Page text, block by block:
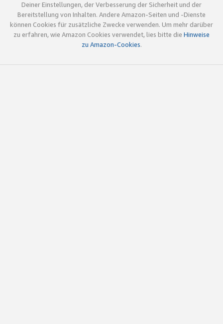
Deiner Einstellungen, der Verbesserung der Sicherheit und der
Bereitstellung von Inhalten. Andere Amazon-Seiten und -Dienste
können Cookies für zusätzliche Zwecke verwenden. Um mehr darüber
zu erfahren, wie Amazon Cookies verwendet, lies bitte die Hinweise
zu Amazon-Cookies.